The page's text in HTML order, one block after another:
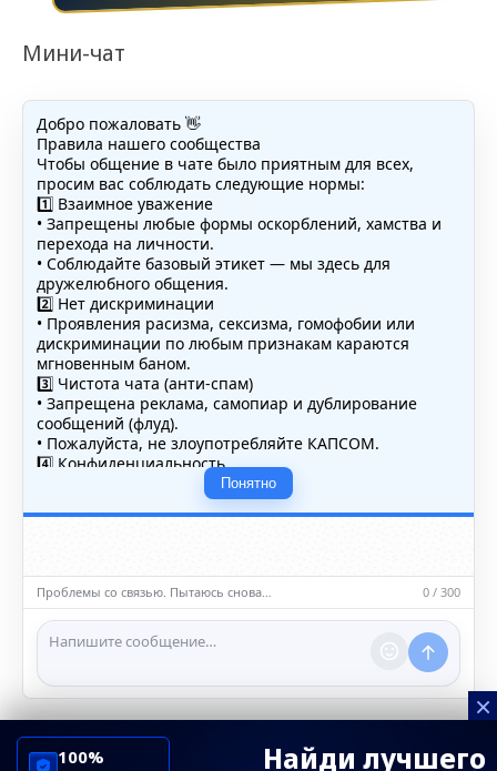
Мини-чат
Добро пожаловать 👋
Правила нашего сообщества
Чтобы общение в чате было приятным для всех,
просим вас соблюдать следующие нормы:
1️⃣ Взаимное уважение
• Запрещены любые формы оскорблений, хамства и
перехода на личности.
• Соблюдайте базовый этикет — мы здесь для
дружелюбного общения.
2️⃣ Нет дискриминации
• Проявления расизма, сексизма, гомофобии или
дискриминации по любым признакам караются
мгновенным баном.
3️⃣ Чистота чата (анти-спам)
• Запрещена реклама, самопиар и дублирование
сообщений (флуд).
• Пожалуйста, не злоупотребляйте КАПСОМ.
4️⃣ Конфиденциальность
• Не публикуйте личные данные — свои или чужие
(телефоны, адреса, документы).
5️⃣ Уместность контента
насилию.
ℹ️ Модераторы и администраторы вправе удалять
сообщения и ограничивать доступ к чату при
нарушении правил.
Понятно
Проблемы со связью. Пытаюсь снова… 0 / 300
×
Найди лучшего
100%